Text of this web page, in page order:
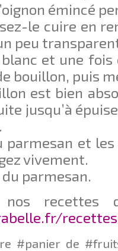
émincé
le cuire en
peu
et une fois
bouillon, puis
est bien
jusqu’à
et
vivement.
parmesan.
nos recettes
#panier de